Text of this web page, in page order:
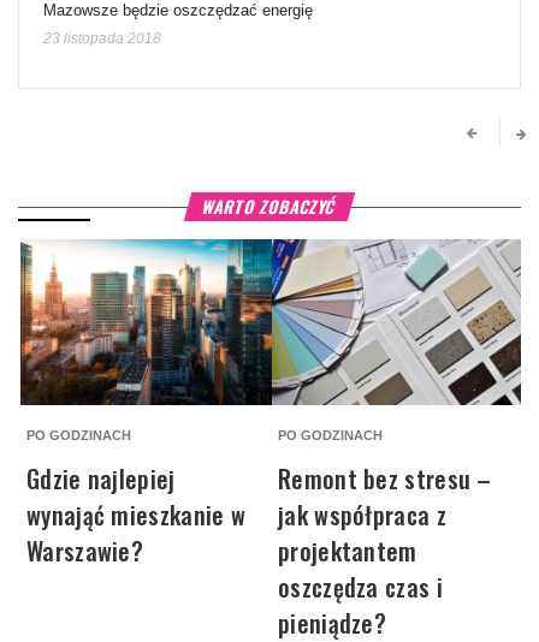
Mazowsze będzie oszczędzać energię
23 listopada 2018
WARTO ZOBACZYĆ
PO GODZINACH
Gdzie najlepiej
wynająć mieszkanie w
Warszawie?
PO GODZINACH
Remont bez stresu –
jak współpraca z
projektantem
oszczędza czas i
pieniądze?